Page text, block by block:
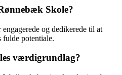
Skole?
og dedikerede til at
fulde potentiale.
værdigrundlag?